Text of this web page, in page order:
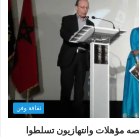
ثقافة وفن
مؤهلات وانتهازيون تسلطوا